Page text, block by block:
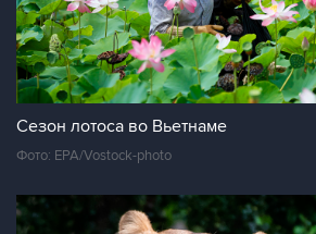
Сезон лотоса во Вьетнаме
Фото: EPA/Vostock-photo